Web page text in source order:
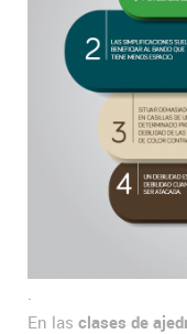
En las clases de